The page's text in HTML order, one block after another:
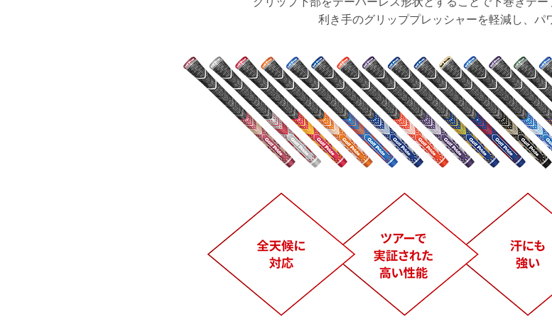
利き手のグリッププレッシャーを軽減し、パ